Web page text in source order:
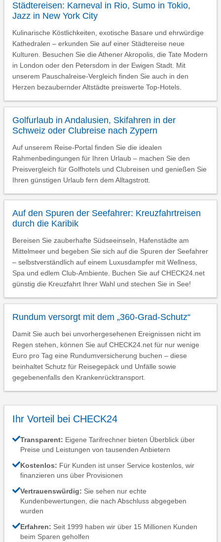
Städtereisen: Karneval in Rio, Sumo in Tokio,
Jazz in New York City
Kulinarische Köstlichkeiten, exotische Basare und ehrwürdige
Kathedralen – erkunden Sie auf einer Städtereise neue
Kulturen. Besuchen Sie die Athener Akropolis, die Tate Modern
in London oder den Petersdom in der Ewigen Stadt. Mit
unserem Pauschalreise-Vergleich finden Sie auch in den
Herzen bezaubernder Altstädte preiswerte Top-Hotels.
Golfurlaub in Andalusien, Skifahren in der
Schweiz oder Clubreise nach Zypern
Auf unserem Reise-Portal finden Sie die idealen
Rahmenbedingungen für Ihren Urlaub – machen Sie den
Preisvergleich für Golfhotels und Clubreisen und genießen Sie
Ihren günstigen Urlaub fern dem Alltagstrott.
Auf den Spuren der Seefahrer: Kreuzfahrtreisen
durch die Karibik
Bereisen Sie zauberhafte Südseeinseln, Hafenstädte am
Mittelmeer und begeben Sie sich auf die Spuren der Seefahrer
– selbstverständlich auf einem Luxusdampfer mit Wellness,
Spa und edlem Club-Ambiente. Buchen Sie auf CHECK24.net
günstig die Kreuzfahrt Ihrer Wahl und stechen Sie in See!
Rundum versorgt mit dem „360-Grad-Schutz“
Damit Sie auch bei unvorhergesehenen Ereignissen nicht im
Regen stehen, können Sie auf CHECK24.net für nur wenige
Euro pro Tag eine Rundumversicherung buchen – diese
beinhaltet Schutz für Reisegepäck und Unfälle sowie
gegebenenfalls den Krankenrücktransport.
Ihr Vorteil bei CHECK24
Transparent: Eigene Tarifrechner bieten Überblick über
Preise und Leistungen von tausenden Anbietern
Kostenlos: Für Kunden ist unser Service kostenlos, wir
finanzieren uns über Provisionen
Vertrauenswürdig: Sie sehen nur echte
Kundenbewertungen, die nach Abschluss abgegeben
wurden
Erfahren: Seit 1999 haben wir über 15 Millionen Kunden
beim Sparen geholfen